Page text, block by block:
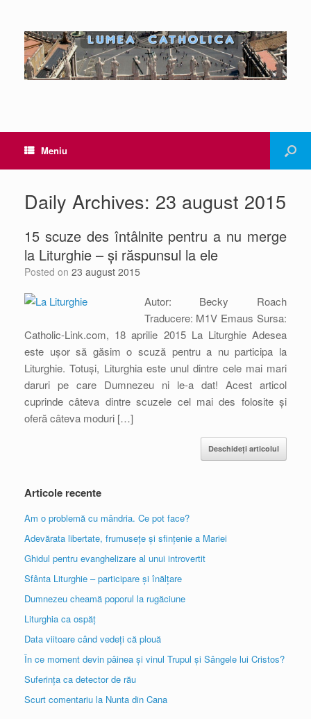
Meniu
Daily Archives: 23 august 2015
15 scuze des întâlnite pentru a nu merge
la Liturghie – și răspunsul la ele
Posted on 23 august 2015
Autor: Becky Roach
Traducere: M1V Emaus Sursa:
Catholic-Link.com, 18 aprilie 2015 La Liturghie Adesea
este ușor să găsim o scuză pentru a nu participa la
Liturghie. Totuși, Liturghia este unul dintre cele mai mari
daruri pe care Dumnezeu ni le-a dat! Acest articol
cuprinde câteva dintre scuzele cel mai des folosite și
oferă câteva moduri […]
Deschideți articolul
Articole recente
Am o problemă cu mândria. Ce pot face?
Adevărata libertate, frumusețe și sfințenie a Mariei
Ghidul pentru evanghelizare al unui introvertit
Sfânta Liturghie – participare și înălțare
Dumnezeu cheamă poporul la rugăciune
Liturghia ca ospăț
Data viitoare când vedeți că plouă
În ce moment devin pâinea și vinul Trupul și Sângele lui Cristos?
Suferința ca detector de rău
Scurt comentariu la Nunta din Cana